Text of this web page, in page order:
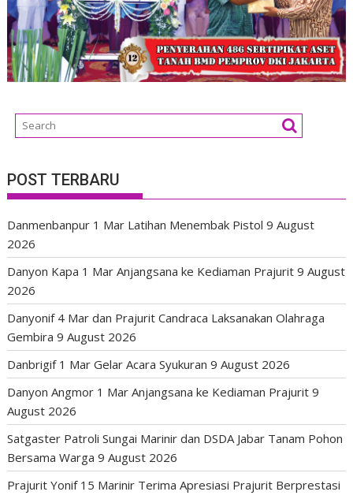
POST TERBARU
Danmenbanpur 1 Mar Latihan Menembak Pistol 9 August
2026
Danyon Kapa 1 Mar Anjangsana ke Kediaman Prajurit 9 August
2026
Danyonif 4 Mar dan Prajurit Candraca Laksanakan Olahraga
Gembira 9 August 2026
Danbrigif 1 Mar Gelar Acara Syukuran 9 August 2026
Danyon Angmor 1 Mar Anjangsana ke Kediaman Prajurit 9
August 2026
Satgaster Patroli Sungai Marinir dan DSDA Jabar Tanam Pohon
Bersama Warga 9 August 2026
Prajurit Yonif 15 Marinir Terima Apresiasi Prajurit Berprestasi